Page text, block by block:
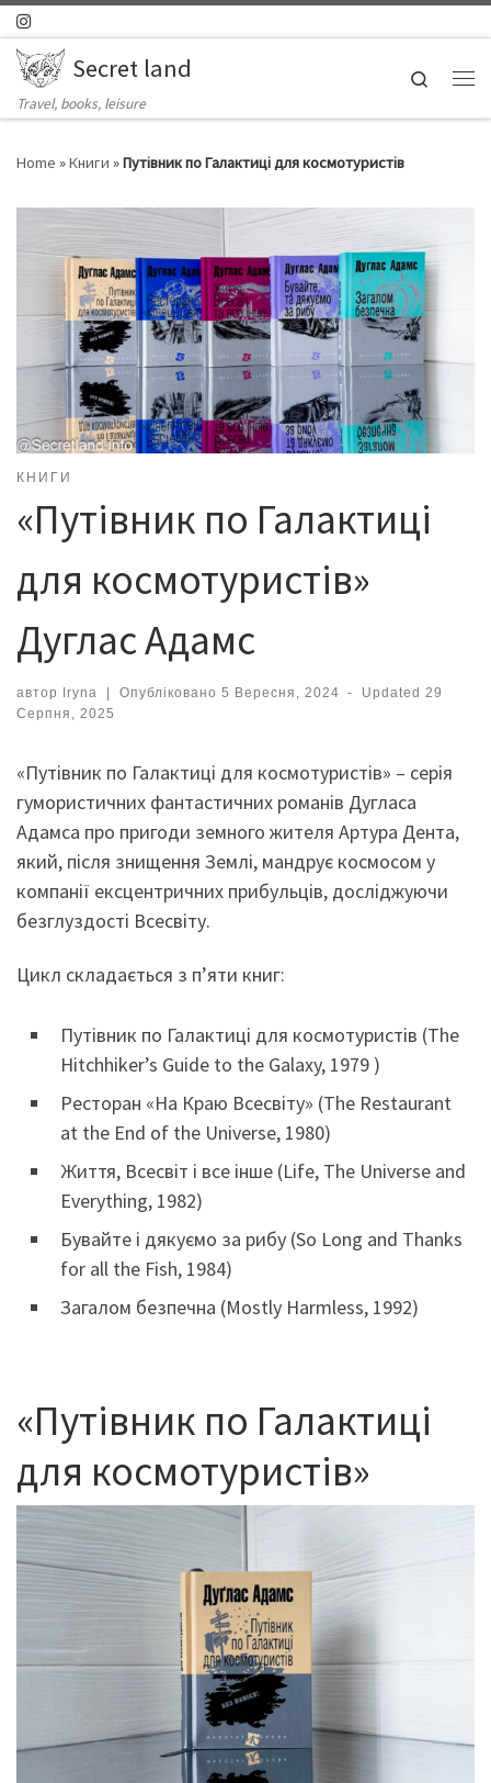
Skip to content
Secret land
Travel, books, leisure
Search
Home »Книги »Путівник по Галактиці для космотуристів
КНИГИ
«Путівник по Галактиці
для космотуристів»
Дуглас Адамс
автор Iryna | Опубліковано 5 Вересня, 2024 - Updated 29
Серпня, 2025
«Путівник по Галактиці для космотуристів» – серія
гумористичних фантастичних романів Дугласа
Адамса про пригоди земного жителя Артура Дента,
який, після знищення Землі, мандрує космосом у
компанії ексцентричних прибульців, досліджуючи
безглуздості Всесвіту.
Цикл складається з п’яти книг:
Путівник по Галактиці для космотуристів (The
Hitchhiker’s Guide to the Galaxy, 1979 )
Ресторан «На Краю Всесвіту» (The Restaurant
at the End of the Universe, 1980)
Життя, Всесвіт і все інше (Life, The Universe and
Everything, 1982)
Бувайте і дякуємо за рибу (So Long and Thanks
for all the Fish, 1984)
Загалом безпечна (Mostly Harmless, 1992)
«Путівник по Галактиці
для космотуристів»